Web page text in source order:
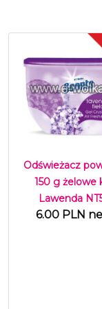
Odświeżacz
150 g żelowe
Lawenda
6.00 PLN